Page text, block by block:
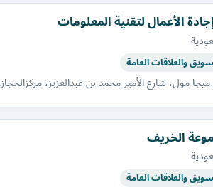
الأعمال لتقنية المعلومات
والعلاقات العامة
مول، شارع الأمير محمد بن عبدالعزيز، مركزالحجاز2، جدة
الخريف
والعلاقات العامة